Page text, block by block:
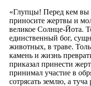
«Глупцы! Перед кем вы
приносите жертвы и
великое Солнце-Йота.
единственный бог,
животных, в траве.
камень и жизнь
приказал принести
принимал участие в
сотрясать землю, а туча